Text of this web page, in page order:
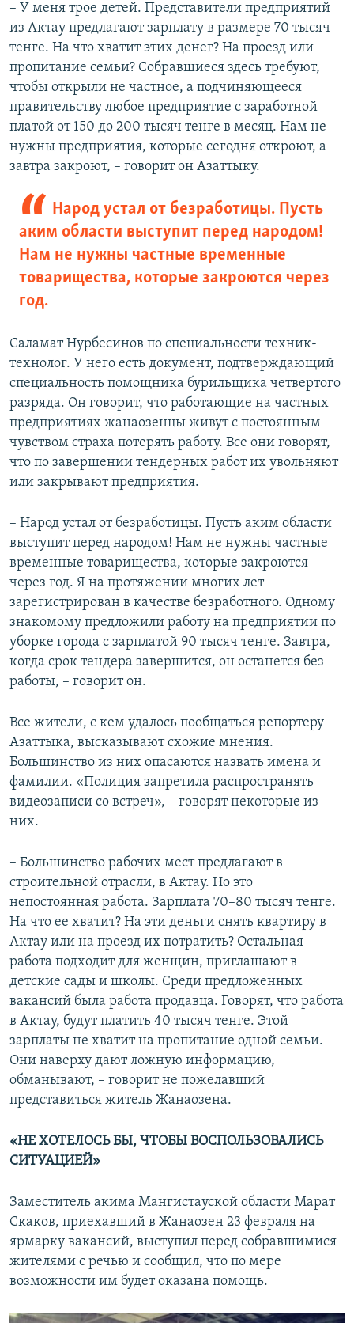
– У меня трое детей. Представители предприятий
из Актау предлагают зарплату в размере 70 тысяч
тенге. На что хватит этих денег? На проезд или
пропитание семьи? Собравшиеся здесь требуют,
чтобы открыли не частное, а подчиняющееся
правительству любое предприятие с заработной
платой от 150 до 200 тысяч тенге в месяц. Нам не
нужны предприятия, которые сегодня откроют, а
завтра закроют, – говорит он Азаттыку.
Народ устал от безработицы. Пусть
аким области выступит перед народом!
Нам не нужны частные временные
товарищества, которые закроются через
год.
Саламат Нурбесинов по специальности техник-
технолог. У него есть документ, подтверждающий
специальность помощника бурильщика четвертого
разряда. Он говорит, что работающие на частных
предприятиях жанаозенцы живут с постоянным
чувством страха потерять работу. Все они говорят,
что по завершении тендерных работ их увольняют
или закрывают предприятия.
– Народ устал от безработицы. Пусть аким области
выступит перед народом! Нам не нужны частные
временные товарищества, которые закроются
через год. Я на протяжении многих лет
зарегистрирован в качестве безработного. Одному
знакомому предложили работу на предприятии по
уборке города с зарплатой 90 тысяч тенге. Завтра,
когда срок тендера завершится, он останется без
работы, – говорит он.
Все жители, с кем удалось пообщаться репортеру
Азаттыка, высказывают схожие мнения.
Большинство из них опасаются назвать имена и
фамилии. «Полиция запретила распространять
видеозаписи со встреч», – говорят некоторые из
них.
– Большинство рабочих мест предлагают в
строительной отрасли, в Актау. Но это
непостоянная работа. Зарплата 70–80 тысяч тенге.
На что ее хватит? На эти деньги снять квартиру в
Актау или на проезд их потратить? Остальная
работа подходит для женщин, приглашают в
детские сады и школы. Среди предложенных
вакансий была работа продавца. Говорят, что работа
в Актау, будут платить 40 тысяч тенге. Этой
зарплаты не хватит на пропитание одной семьи.
Они наверху дают ложную информацию,
обманывают, – говорит не пожелавший
представиться житель Жанаозена.
«НЕ ХОТЕЛОСЬ БЫ, ЧТОБЫ ВОСПОЛЬЗОВАЛИСЬ
СИТУАЦИЕЙ»
Заместитель акима Мангистауской области Марат
Скаков, приехавший в Жанаозен 23 февраля на
ярмарку вакансий, выступил перед собравшимися
жителями с речью и сообщил, что по мере
возможности им будет оказана помощь.